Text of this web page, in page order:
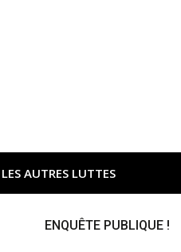
LES AUTRES LUTTES
ENQUÊTE PUBLIQUE !